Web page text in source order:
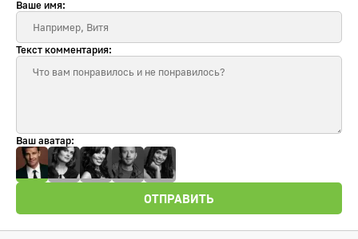
Ваше имя:
Текст комментария:
Ваш аватар:
ОТПРАВИТЬ